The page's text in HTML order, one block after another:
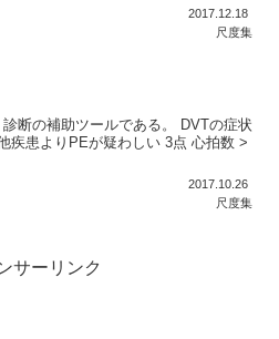
2017.12.18
尺度集
断の補助ツールである。 DVTの症状
疾患よりPEが疑わしい 3点 心拍数 >
2017.10.26
尺度集
サーリンク